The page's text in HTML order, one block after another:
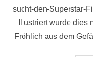
sucht-den-Superstar-
Illustriert wurde dies
Fröhlich aus dem